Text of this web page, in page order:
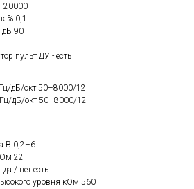
% 0,1
дБ 90
пульт ДУ - есть
дБ/окт 50–8000/12
дБ/окт 50–8000/12
В 0,2–6
22
/ нет есть
уровня кОм 560